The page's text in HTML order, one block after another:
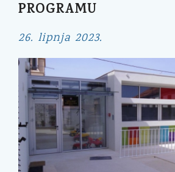
PROGRAMU
26. lipnja 2023.